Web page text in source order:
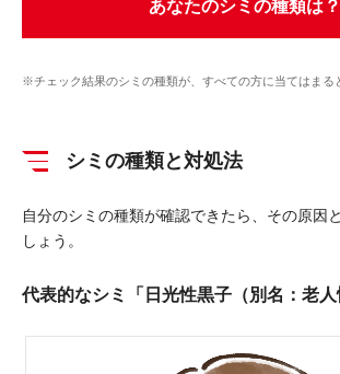
※チェック結果のシミの種類が、すべての方に当てはまる
シミの種類と対処法
自分のシミの種類が確認できたら、その原因
しょう。
代表的なシミ「日光性黒子（別名：老人